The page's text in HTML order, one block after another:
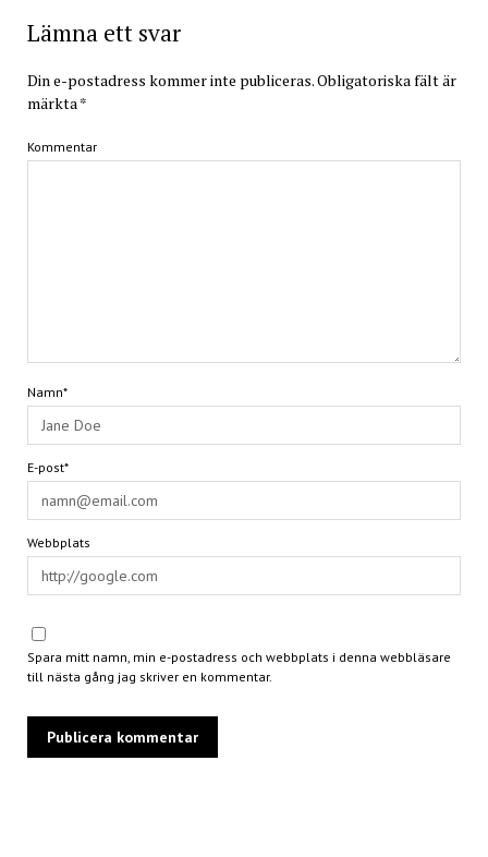
Lämna ett svar
Din e-postadress kommer inte publiceras.Obligatoriska fält är
märkta*
Kommentar
Namn*
E-post*
Webbplats
Spara mitt namn, min e-postadress och webbplats i denna webbläsare
till nästa gång jag skriver en kommentar.